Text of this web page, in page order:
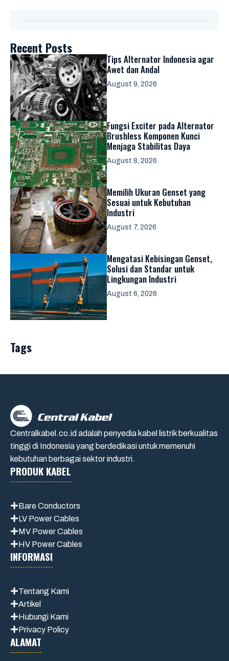
Recent Posts
Tips Alternator Indonesia agar
Awet dan Andal
August 9, 2026
Fungsi Exciter pada Alternator
Brushless Komponen Kunci
Menjaga Stabilitas Daya
August 8, 2026
Memilih Ukuran Genset yang
Sesuai untuk Kebutuhan
Industri
August 7, 2026
Mengatasi Kebisingan Genset,
Solusi dan Standar untuk
Lingkungan Industri
August 6, 2026
Tags
Centralkabel.co.id adalah penyedia kabel listrik berkualitas
tinggi di Indonesia yang berdedikasi untuk memenuhi
kebutuhan berbagai sektor industri.
PRODUK KABEL
Bare Conductors
LV Power Cables
MV Power Cables
HV Power Cables
INFORMASI
Tentang Kami
Artikel
Hubungi Kami
Privacy Policy
ALAMAT